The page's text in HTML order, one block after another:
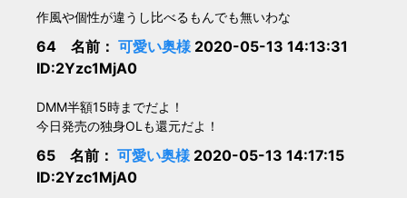
作風や個性が違うし比べるもんでも無いわな
64 名前： 可愛い奥様2020-05-13 14:13:31
ID:2Yzc1MjA0
DMM半額15時までだよ！
今日発売の独身OLも還元だよ！
65 名前： 可愛い奥様2020-05-13 14:17:15
ID:2Yzc1MjA0